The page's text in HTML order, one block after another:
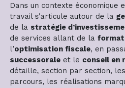
Dans un contexte économique
travail s’articule autour de la
de la stratégie
de services allant de la
l’optimisation fiscale, en
successorale et le conseil en
détaille, section par section,
parcours, les réalisations